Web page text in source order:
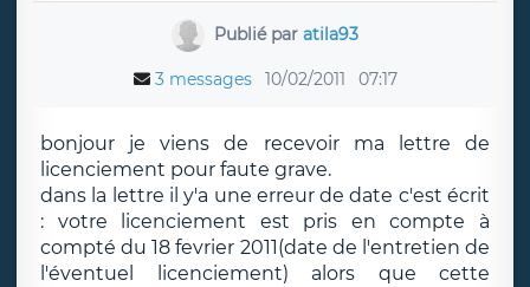
Publié par atila93
3 messages 10/02/2011 07:17
bonjour je viens de recevoir ma lettre de
licenciement pour faute grave.
dans la lettre il y'a une erreur de date c'est écrit
: votre licenciement est pris en compte à
compté du 18 fevrier 2011(date de l'entretien de
l'éventuel licenciement) alors que cette